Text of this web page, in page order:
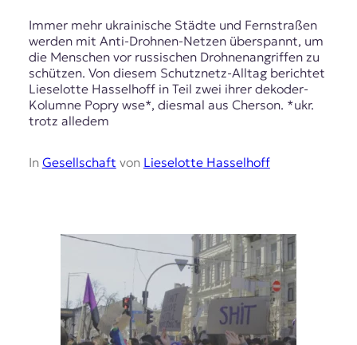
Immer mehr ukrainische Städte und Fernstraßen
werden mit Anti-Drohnen-Netzen überspannt, um
die Menschen vor russischen Drohnenangriffen zu
schützen. Von diesem Schutznetz-Alltag berichtet
Lieselotte Hasselhoff in Teil zwei ihrer dekoder-
Kolumne Popry wse*, diesmal aus Cherson. *ukr.
trotz alledem
In Gesellschaft von Lieselotte Hasselhoff